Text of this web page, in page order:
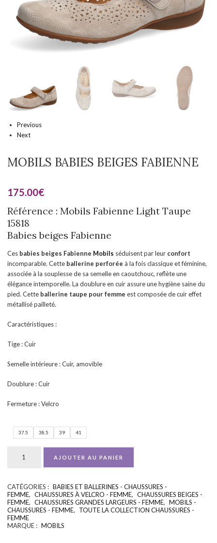
Previous
Next
MOBILS BABIES BEIGES FABIENNE
175.00€
Référence : Mobils Fabienne Light Taupe
15818
Babies beiges Fabienne
Ces babies beiges Fabienne Mobils séduisent par leur confort
incomparable. Cette ballerine perforée à la fois classique et féminine,
associée à la souplesse de sa semelle en caoutchouc, reflète une
élégance intemporelle. La doublure en cuir assure une hygiène saine du
pied. Cette ballerine taupe pour femme est composée de cuir effet
métallisé pailleté.
Caractéristiques :
Tige : Cuir
Semelle intérieure : Cuir, amovible
Doublure : Cuir
Fermeture : Velcro
37.5 38.5 39 41
AJOUTER AU PANIER
CATÉGORIES : BABIES ET BALLERINES - CHAUSSURES -
FEMME, CHAUSSURES À VELCRO - FEMME, CHAUSSURES BEIGES -
FEMME, CHAUSSURES GRANDES LARGEURS - FEMME, MOBILS -
CHAUSSURES - FEMME,
TOUTE LA COLLECTION CHAUSSURES -
FEMME
MARQUE : MOBILS